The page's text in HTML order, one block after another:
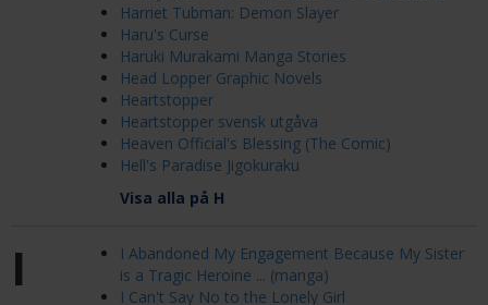
Harriet Tubman: Demon Slayer
Haru's Curse
Haruki Murakami Manga Stories
Head Lopper Graphic Novels
Heartstopper
Heartstopper svensk utgåva
Heaven Official's Blessing (The Comic)
Hell's Paradise Jigokuraku
Visa alla på H
I
I Abandoned My Engagement Because My Sister
is a Tragic Heroine ... (manga)
I Can't Say No to the Lonely Girl